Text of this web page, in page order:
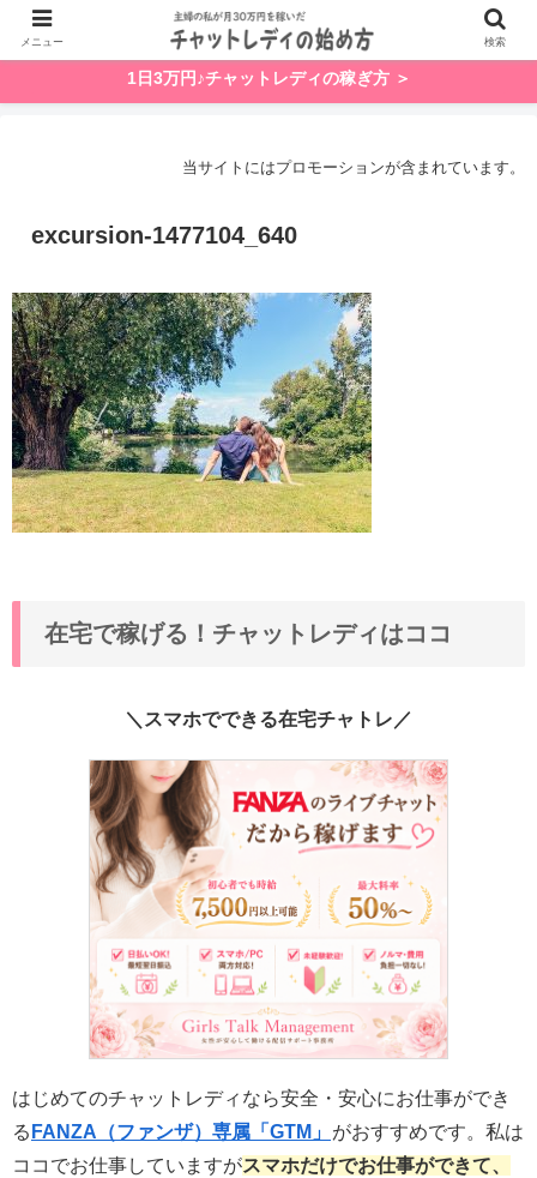
1日3万円♪チャットレディの稼ぎ方 ＞
当サイトにはプロモーションが含まれています。
excursion-1477104_640
在宅で稼げる！チャットレディはココ
＼スマホでできる在宅チャトレ／
はじめてのチャットレディなら安全・安心にお仕事ができ
る FANZA（ファンザ）専属「GTM」 がおすすめです。私は
ココでお仕事していますがスマホだけでお仕事ができて、
メニュー 検索